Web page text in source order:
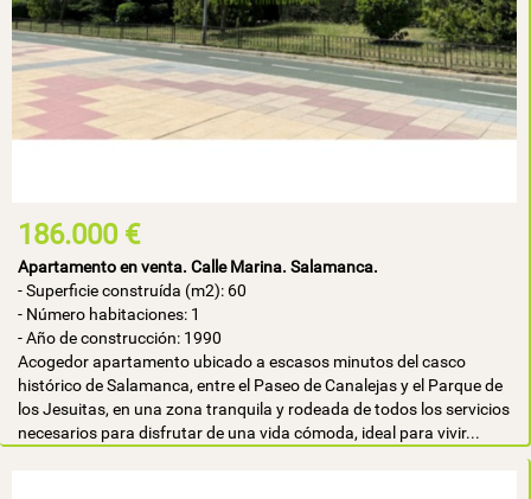
186.000 €
Apartamento en venta. Calle Marina. Salamanca.
- Superficie construída (m2): 60
- Número habitaciones: 1
- Año de construcción: 1990
Acogedor apartamento ubicado a escasos minutos del casco
histórico de Salamanca, entre el Paseo de Canalejas y el Parque de
los Jesuitas, en una zona tranquila y rodeada de todos los servicios
necesarios para disfrutar de una vida cómoda, ideal para vivir...